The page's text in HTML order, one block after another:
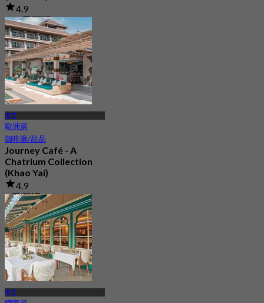
4.9
128 已預訂
起฿ 1,500
考艾
歐洲菜
咖啡廳/甜品
Journey Café - A
Chatrium Collection
(Khao Yai)
4.9
6 已預訂
起฿ 487.5
考艾